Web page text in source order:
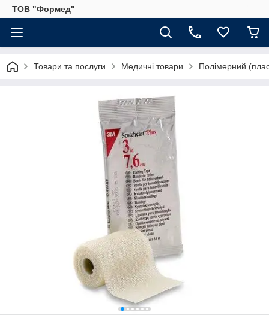
ТОВ "Формед"
Товари та послуги Медичні товари Полімерний